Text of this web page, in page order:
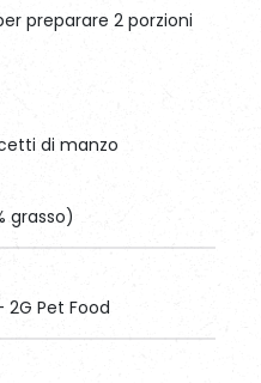
preparare 2 porzioni
di manzo
grasso)
2G Pet Food